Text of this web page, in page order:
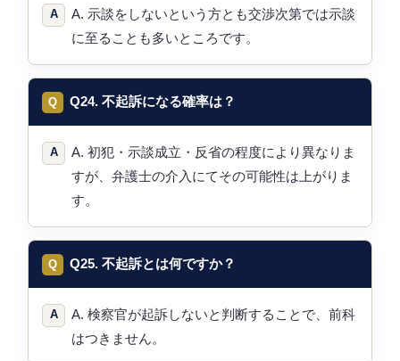
A. 示談をしないという方とも交渉次第では示談
に至ることも多いところです。
Q24. 不起訴になる確率は？
A. 初犯・示談成立・反省の程度により異なりま
すが、弁護士の介入にてその可能性は上がりま
す。
Q25. 不起訴とは何ですか？
A. 検察官が起訴しないと判断することで、前科
はつきません。